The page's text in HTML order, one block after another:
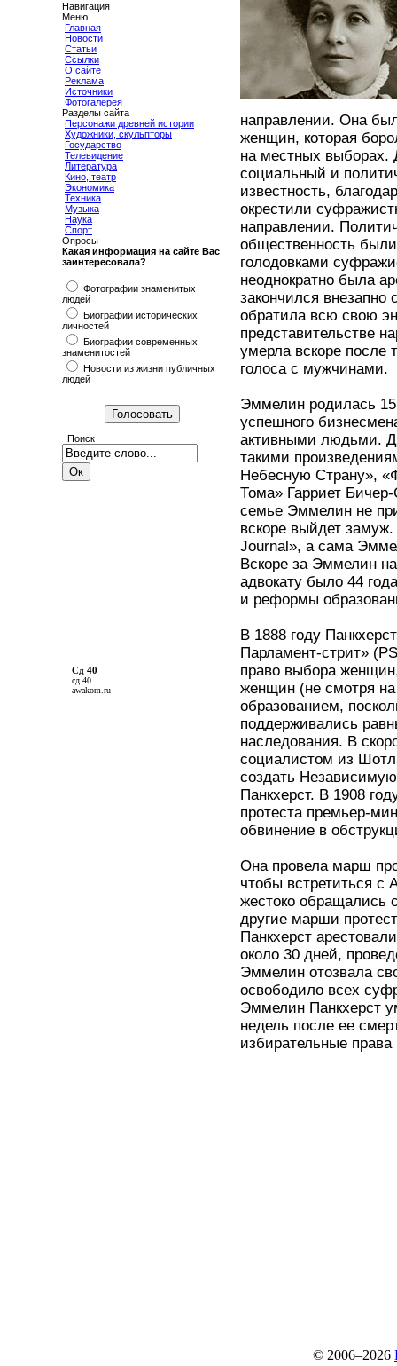
Навигация
Меню
Главная
Новости
Статьи
Ссылки
О сайте
Реклама
Источники
Фотогалерея
Разделы сайта
Персонажи древней истории
Художники, скульпторы
Государство
Телевидение
Литература
Кино, театр
Экономика
Техника
Музыка
Наука
Спорт
Опросы
Какая информация на сайте Вас
заинтересовала?
Фотографии знаменитых
людей
Биографии исторических
личностей
Биографии современных
знаменитостей
Новости из жизни публичных
людей
Поиск
Сд 40
сд 40
awakom.ru
направлении. Она
женщин, которая
на местных выборах.
социальный и
известность,
окрестили
направлении.
общественность
голодовками
неоднократно была
закончился
обратила всю свою
представительстве
умерла вскоре после
голоса с мужчинами.
Эммелин родилась
успешного
активными людьми.
такими
Небесную Страну»,
Тома» Гарриет
семье Эммелин не
вскоре выйдет
Journal», а сама
Вскоре за Эммелин
адвокату было 44
и реформы
В 1888 году
Парламент-стрит»
право выбора
женщин (не смотря
образованием,
поддерживались
наследования. В
социалистом из
создать
Панкхерст. В 1908
протеста премьер-
обвинение в
Она провела марш
чтобы встретиться с
жестоко обращались
другие марши
Панкхерст
около 30 дней,
Эммелин отозвала
освободило всех
Эммелин Панкхерст
недель после ее
избирательные
© 2006–2026